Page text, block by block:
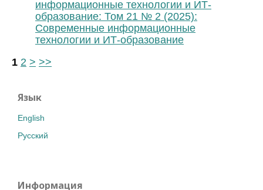
информационные технологии и ИТ-
образование: Том 21 № 2 (2025):
Современные информационные
технологии и ИТ-образование
1 2 > >>
Язык
English
Русский
Информация